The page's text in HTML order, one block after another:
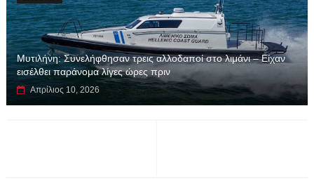
Μυτιλήνη: Συνελήφθησαν τρεις αλλοδαποί στο λιμάνι – Είχαν
εισέλθει παράνομα λίγες ώρες πριν
Απρίλιος 10, 2026